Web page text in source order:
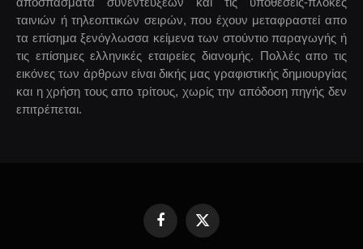
ταινιών ή τηλεοπτικών σειρών, που έχουν μεταφραστεί απο
τα επίσημα ξενόγλωσσα κείμενα των στούντιο παραγωγής ή
τις επίσημες ελληνικές εταιρείες διανομής. Πολλές απο τις
εικόνες των άρθρων είναι δικής μας γραφιστικής δημιουργίας
και η χρήση τους απο τρίτους, χωρίς την απόδοση πηγής δεν
επιτρέπεται.
FacebookX